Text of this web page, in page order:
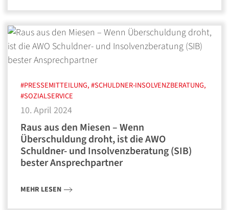
#PRESSEMITTEILUNG, #SCHULDNER-INSOLVENZBERATUNG,
#SOZIALSERVICE
10. April 2024
Raus aus den Miesen – Wenn
Überschuldung droht, ist die AWO
Schuldner- und Insolvenzberatung (SIB)
bester Ansprechpartner
MEHR LESEN